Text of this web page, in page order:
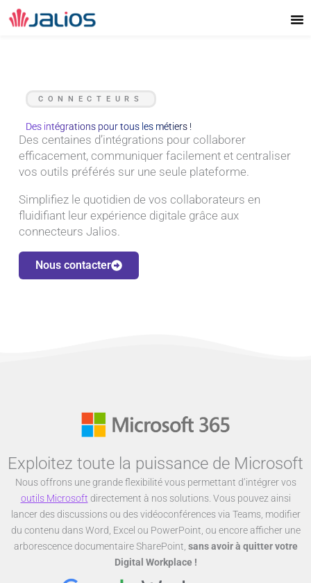
Aller
au
CONNECTEURS
Des intégrations pour tous les métiers !
Des centaines d’intégrations pour collaborer
efficacement, communiquer facilement et centraliser
vos outils préférés sur une seule plateforme.
Simplifiez le quotidien de vos collaborateurs en
fluidifiant leur expérience digitale grâce aux
connecteurs Jalios.
Nous contacter
Exploitez toute la puissance de Microsoft
Nous offrons une grande flexibilité vous permettant d’intégrer vos
outils Microsoft directement à nos solutions. Vous pouvez ainsi
lancer des discussions ou des vidéoconférences via Teams, modifier
du contenu dans Word, Excel ou PowerPoint, ou encore afficher une
arborescence documentaire SharePoint, sans avoir à quitter votre
Digital Workplace !